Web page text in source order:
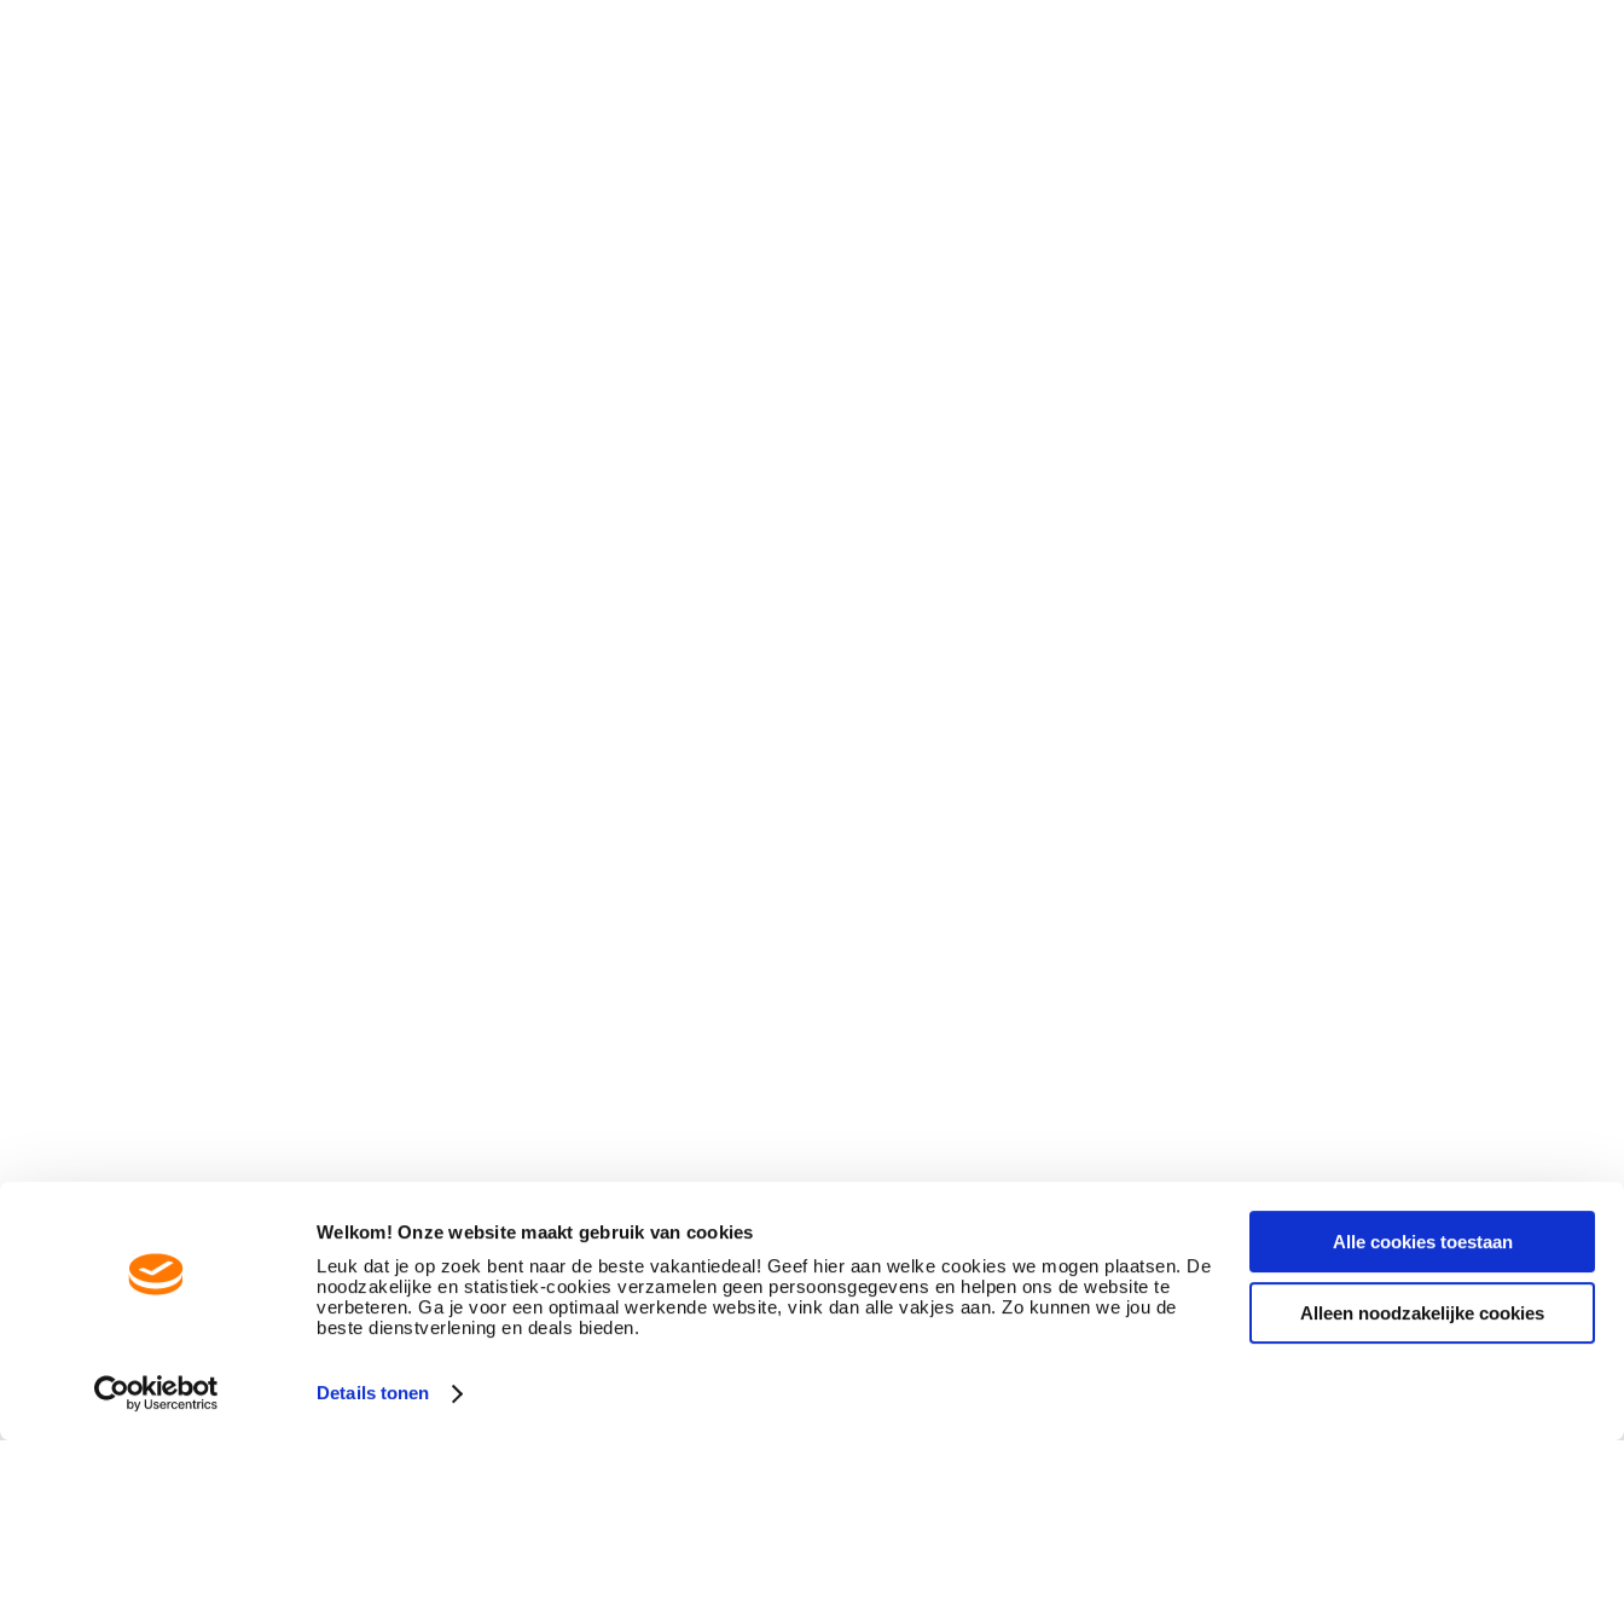
Welkom! Onze website maakt gebruik van cookies
Leuk dat je op zoek bent naar de beste vakantiedeal! Geef hier aan welke cookies we mogen plaatsen. De
noodzakelijke en statistiek-cookies verzamelen geen persoonsgegevens en helpen ons de website te
verbeteren. Ga je voor een optimaal werkende website, vink dan alle vakjes aan. Zo kunnen we jou de
beste dienstverlening en deals bieden.
Details tonen
Alle cookies toestaan
Alleen noodzakelijke cookies